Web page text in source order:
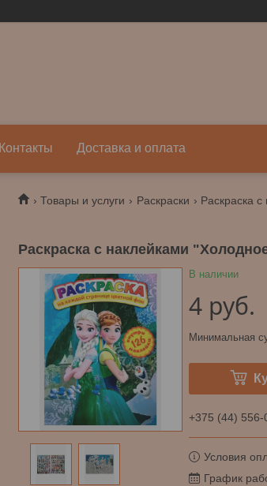
Контакты Доставка и оплата
Товары и услуги Раскраски Раскраска
Раскраска с наклейками
В наличии
4 руб.
Минимальная
+375 (44) 556-
Условия
График